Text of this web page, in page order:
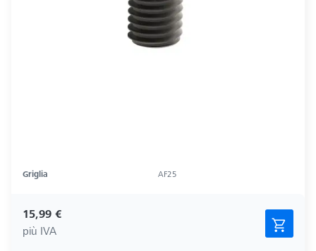
Griglia AF25
15,99 €
più IVA